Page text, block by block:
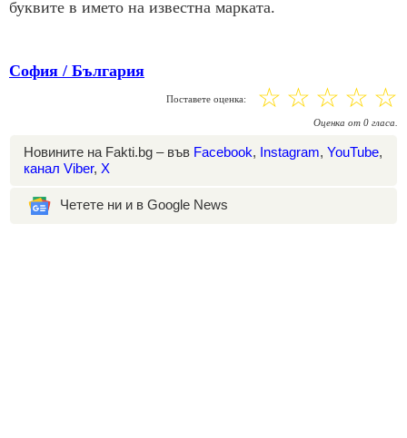
буквите в името на известна марката.
София / България
Поставете оценка: ☆
☆
☆
☆
☆
Оценка от 0 гласа.
Новините на Fakti.bg – във Facebook, Instagram, YouTube,
канал Viber, X
Четете ни и в Google News